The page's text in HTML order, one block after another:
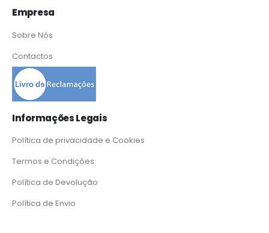
Empresa
Sobre Nós
Contactos
Informações Legais
Política de privacidade e Cookies
Termos e Condições
Política de Devolução
Política de Envio